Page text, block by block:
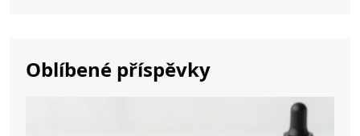
Oblíbené příspěvky